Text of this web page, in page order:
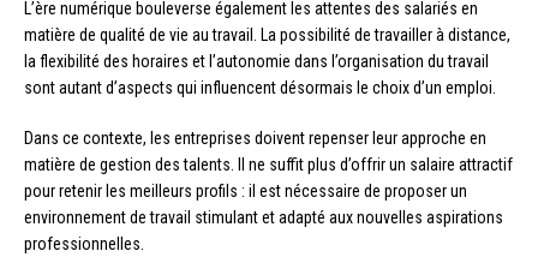
L’ère numérique bouleverse également les attentes des salariés en
matière de qualité de vie au travail. La possibilité de travailler à distance,
la flexibilité des horaires et l’autonomie dans l’organisation du travail
sont autant d’aspects qui influencent désormais le choix d’un emploi.
Dans ce contexte, les entreprises doivent repenser leur approche en
matière de gestion des talents. Il ne suffit plus d’offrir un salaire attractif
pour retenir les meilleurs profils : il est nécessaire de proposer un
environnement de travail stimulant et adapté aux nouvelles aspirations
professionnelles.